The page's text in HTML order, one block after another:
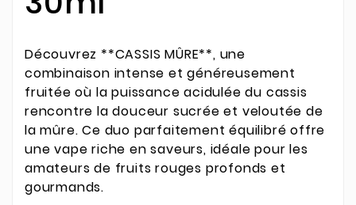
Découvrez **CASSIS MÛRE**, une
combinaison intense et généreusement
fruitée où la puissance acidulée du cassis
rencontre la douceur sucrée et veloutée de
la mûre. Ce duo parfaitement équilibré offre
une vape riche en saveurs, idéale pour les
amateurs de fruits rouges profonds et
gourmands.